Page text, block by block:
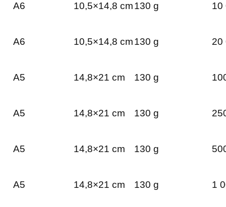
A6 10,5×14,8 cm130 g 10
A6 10,5×14,8 cm130 g 20
A5 14,8×21 cm 130 g
A5 14,8×21 cm 130 g
A5 14,8×21 cm 130 g
A5 14,8×21 cm 130 g 1